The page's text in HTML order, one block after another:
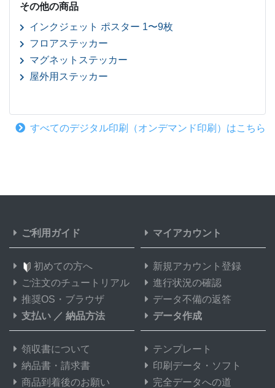
その他の商品
インクジェット ポスター 1〜9枚
フロアステッカー
マグネットステッカー
屋外用ステッカー
すべてのデジタル印刷（オンデマンド印刷）はこちら
ご利用ガイド
初めての方へ
ご注文のチュートリアル
推奨OS・ブラウザ
マイアカウント
新規アカウント登録
進行状況の確認
データ不備の返答
支払い ／ 納品方法
領収書について
納品書・請求書
商品到着後のお願い
データ作成
テンプレート
印刷データ・ソフト
完全データへの道